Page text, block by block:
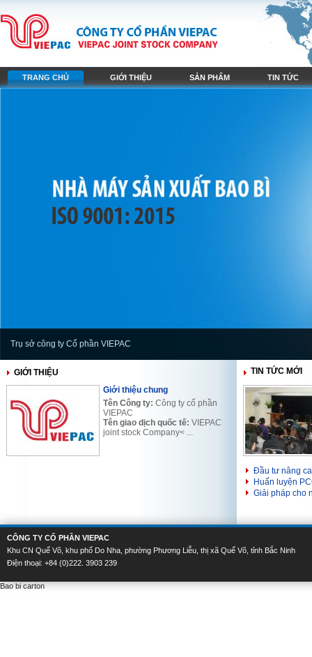
TRANG CHỦ GIỚI THIỆU SẢN PHẨM TIN TỨC
Trụ sở công ty Cổ phần VIEPAC
GIỚI THIỆU
Giới thiệu chung
Tên Công ty: Công ty cổ phần
VIEPAC
Tên giao dịch quốc tế: VIEPAC
joint stock Company< ...
TIN TỨC MỚI
Đầu tư nâng
Huấn luyện
Giải pháp cho
CÔNG TY CỔ PHẦN VIEPAC
Khu CN Quế Võ, khu phố Do Nha, phường Phương Liễu, thị xã Quế Võ, tỉnh Bắc Ninh
Điện thoại: +84 (0)222. 3903 239
Bao bi carton